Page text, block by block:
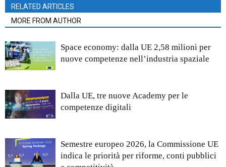
RELATED ARTICLES
MORE FROM AUTHOR
Space economy: dalla UE 2,58 milioni per
nuove competenze nell’industria spaziale
Dalla UE, tre nuove Academy per le
competenze digitali
Semestre europeo 2026, la Commissione UE
indica le priorità per riforme, conti pubblici